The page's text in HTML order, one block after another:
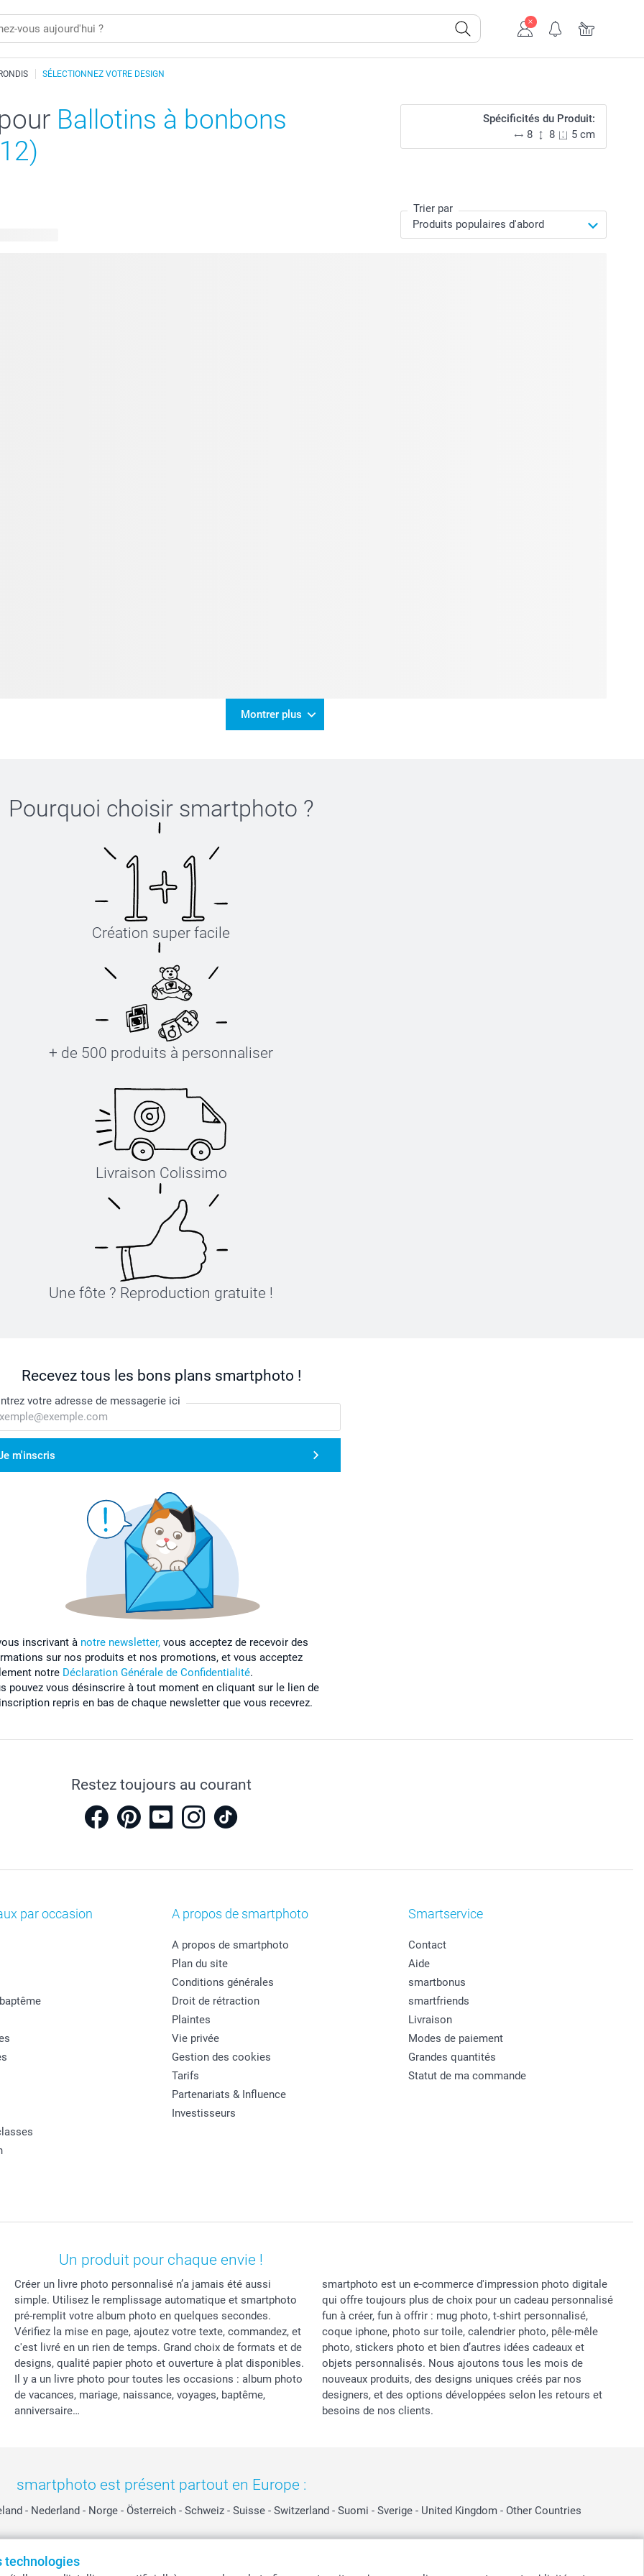
technologies
SÉLECTIONNEZ VOTRE DESIGN
Ballotins à bonbons
Spécificités du Produit:
8
8 5 cm
Trier par
Montrer plus
Pourquoi choisir smartphoto ?
Création super facile
+ de 500 produits à personnaliser
Livraison Colissimo
Une fôte ? Reproduction gratuite !
Recevez tous les bons plans smartphoto !
votre adresse de messagerie ici
m'inscris
inscrivant à notre newsletter, vous acceptez de recevoir des
sur nos produits et nos promotions, et vous acceptez
notre Déclaration Générale de Confidentialité.
pouvez vous désinscrire à tout moment en cliquant sur le lien de
repris en bas de chaque newsletter que vous recevrez.
Restez toujours au courant
par occasion A propos de smartphoto
A propos de smartphoto
Plan du site
Conditions générales
Droit de rétraction
Plaintes
Vie privée
Gestion des cookies
Tarifs
Partenariats & Influence
Investisseurs
Smartservice
Contact
Aide
smartbonus
smartfriends
Livraison
Modes de paiement
Grandes quantités
Statut de ma commande
Un produit pour chaque envie !
Créer un livre photo personnalisé n’a jamais été aussi
simple. Utilisez le remplissage automatique et smartphoto
pré-remplit votre album photo en quelques secondes.
Vérifiez la mise en page, ajoutez votre texte, commandez, et
c'est livré en un rien de temps. Grand choix de formats et de
designs, qualité papier photo et ouverture à plat disponibles.
Il y a un livre photo pour toutes les occasions : album photo
de vacances, mariage, naissance, voyages, baptême,
anniversaire…
smartphoto est un e-commerce d'impression photo digitale
qui offre toujours plus de choix pour un cadeau personnalisé
fun à créer, fun à offrir : mug photo, t-shirt personnalisé,
coque iphone, photo sur toile, calendrier photo, pêle-mêle
photo, stickers photo et bien d’autres idées cadeaux et
objets personnalisés. Nous ajoutons tous les mois de
nouveaux produits, des designs uniques créés par nos
designers, et des options développées selon les retours et
besoins de nos clients.
smartphoto est présent partout en Europe :
- Nederland - Norge - Österreich - Schweiz - Suisse - Switzerland - Suomi - Sverige - United Kingdom - Other Countries
Tous les prix sont en EURO (€), TVA incluse et hors frais de port.